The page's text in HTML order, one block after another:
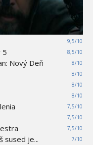
9,5/10
8,5/10
5
8/10
Nový Deň
8/10
8/10
8/10
7,5/10
7,5/10
7,5/10
7/10
sused je...